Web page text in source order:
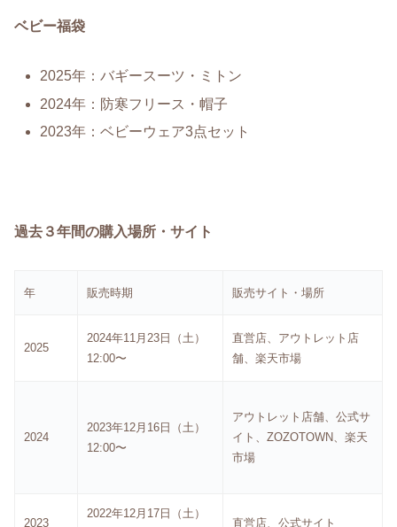
ベビー福袋
2025年：バギースーツ・ミトン
2024年：防寒フリース・帽子
2023年：ベビーウェア3点セット
過去３年間の購入場所・サイト
年 販売時期 販売サイト・場所
2025
2024年11月23日（土）
12:00〜
直営店、アウトレット店
舗、楽天市場
2024
2023年12月16日（土）
12:00〜
アウトレット店舗、公式サ
イト、ZOZOTOWN、楽天
市場
2023
2022年12月17日（土）
直営店、公式サイト